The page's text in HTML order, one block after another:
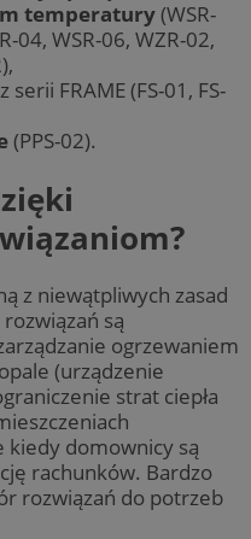
temperatury(WSR-
04, WSR-06, WZR-02,
z serii FRAME (FS-01, FS-
(PPS-02).
z niewątpliwych zasad
są
ogrzewaniem
(urządzenie
strat ciepła
kiedy domownicy są
rachunków. Bardzo
rozwiązań do potrzeb